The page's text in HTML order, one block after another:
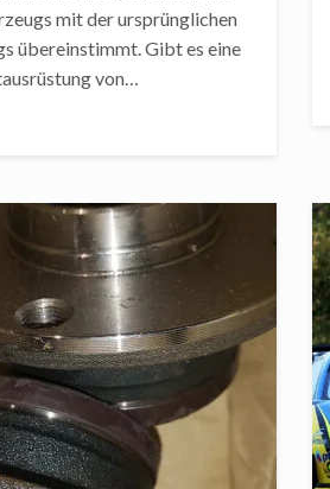
mit der ursprünglichen
übereinstimmt. Gibt es eine
von…